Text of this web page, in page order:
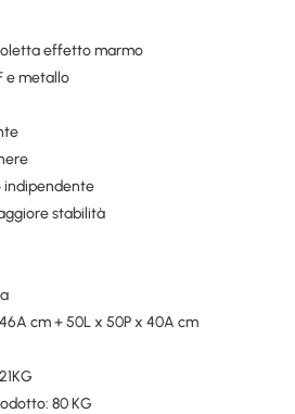
effetto marmo
e metallo
indipendente
stabilità
cm + 50L x 50P x 40A cm
80 KG